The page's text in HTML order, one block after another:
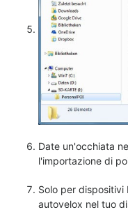
Date un'occhiata
l'importazione di
Solo per dispositivi
autovelox nel tuo